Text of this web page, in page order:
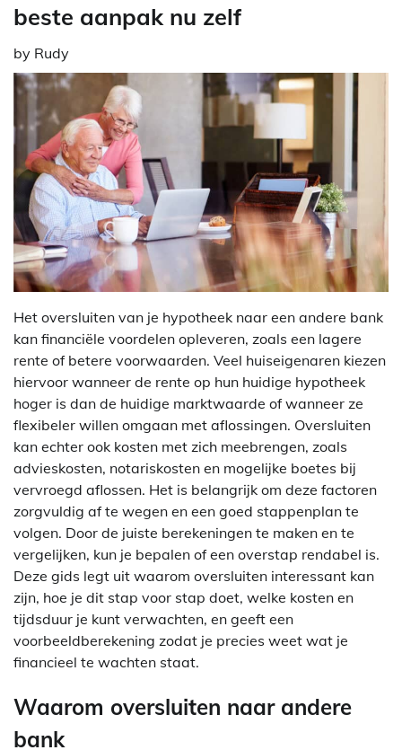
beste aanpak nu zelf
by Rudy
Het oversluiten van je hypotheek naar een andere bank
kan financiële voordelen opleveren, zoals een lagere
rente of betere voorwaarden. Veel huiseigenaren kiezen
hiervoor wanneer de rente op hun huidige hypotheek
hoger is dan de huidige marktwaarde of wanneer ze
flexibeler willen omgaan met aflossingen. Oversluiten
kan echter ook kosten met zich meebrengen, zoals
advieskosten, notariskosten en mogelijke boetes bij
vervroegd aflossen. Het is belangrijk om deze factoren
zorgvuldig af te wegen en een goed stappenplan te
volgen. Door de juiste berekeningen te maken en te
vergelijken, kun je bepalen of een overstap rendabel is.
Deze gids legt uit waarom oversluiten interessant kan
zijn, hoe je dit stap voor stap doet, welke kosten en
tijdsduur je kunt verwachten, en geeft een
voorbeeldberekening zodat je precies weet wat je
financieel te wachten staat.
Waarom oversluiten naar andere
bank